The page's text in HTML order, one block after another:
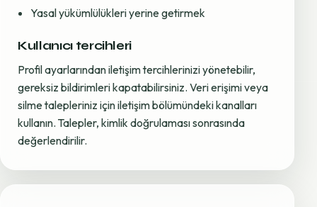
Yasal yükümlülükleri yerine getirmek
Kullanıcı tercihleri
Profil ayarlarından iletişim tercihlerinizi yönetebilir,
gereksiz bildirimleri kapatabilirsiniz. Veri erişimi veya
silme talepleriniz için iletişim bölümündeki kanalları
kullanın. Talepler, kimlik doğrulaması sonrasında
değerlendirilir.